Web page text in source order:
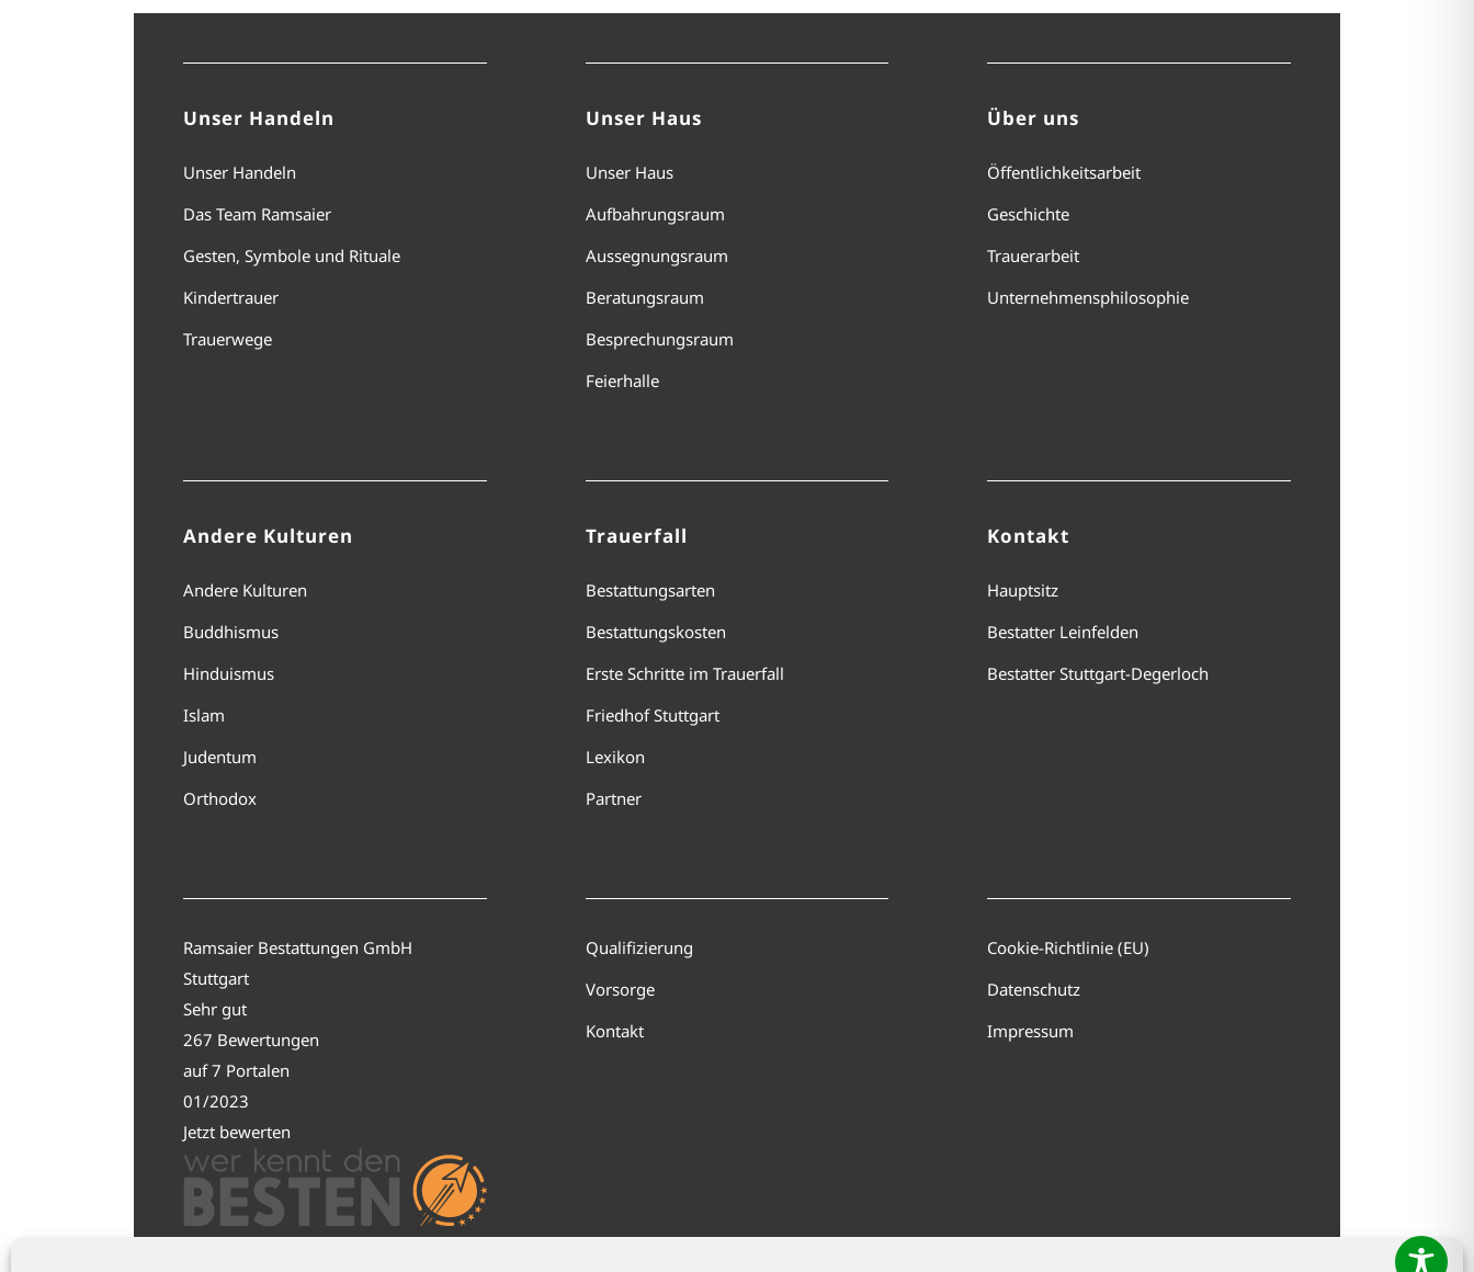
Unser Handeln
Unser Handeln
Das Team Ramsaier
Gesten, Symbole und Rituale
Kindertrauer
Trauerwege
Andere Kulturen
Andere Kulturen
Buddhismus
Hinduismus
Islam
Judentum
Orthodox
Ramsaier Bestattungen GmbH
Stuttgart
Sehr gut
267 Bewertungen
auf 7 Portalen
01/2023
Jetzt bewerten
Unser Haus
Unser Haus
Aufbahrungsraum
Aussegnungsraum
Beratungsraum
Besprechungsraum
Feierhalle
Trauerfall
Bestattungsarten
Bestattungskosten
Erste Schritte im Trauerfall
Friedhof Stuttgart
Lexikon
Partner
Qualifizierung
Vorsorge
Kontakt
Über uns
Öffentlichkeitsarbeit
Geschichte
Trauerarbeit
Unternehmensphilosophie
Kontakt
Hauptsitz
Bestatter Leinfelden
Bestatter Stuttgart-Degerloch
Cookie-Richtlinie (EU)
Datenschutz
Impressum